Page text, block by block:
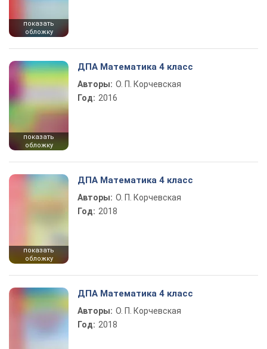
показать
обложку
показать
обложку
ДПА Математика 4 класс
Авторы: О. П. Корчевская
Год: 2016
показать
обложку
ДПА Математика 4 класс
Авторы: О. П. Корчевская
Год: 2018
ДПА Математика 4 класс
Авторы: О. П. Корчевская
Год: 2018